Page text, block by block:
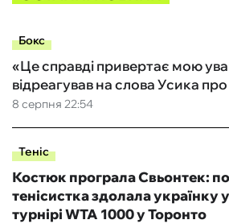
Бокс
8 серпня 22:54
«Це справді привертає мою
відреагував на слова Усика
Теніс
Костюк програла Свьонтек:
тенісистка здолала українку
турнірі WTA 1000 у Торонто